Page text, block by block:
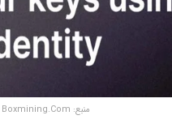
منبع: Boxmining.Com